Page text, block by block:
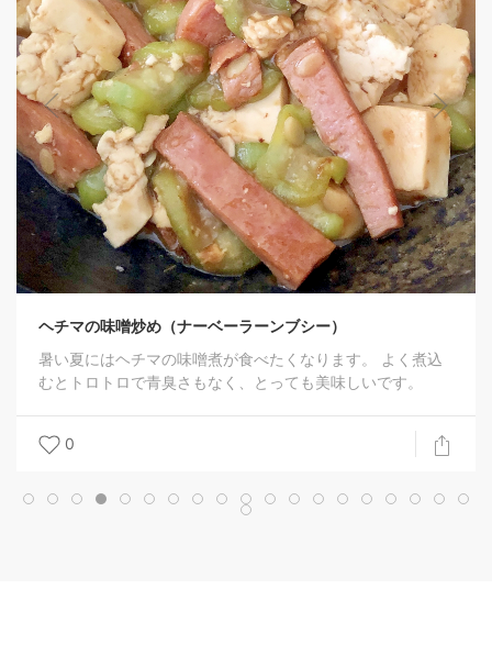
ヘチマの味噌炒め（ナーベーラーンブシー）
暑い夏にはヘチマの味噌煮が食べたくなります。 よく煮込
むとトロトロで青臭さもなく、とっても美味しいです。
0